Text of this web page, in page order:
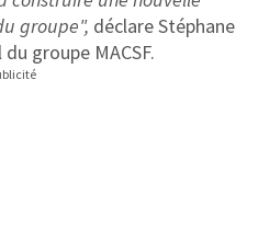
groupe", déclare Stéphane
groupe MACSF.